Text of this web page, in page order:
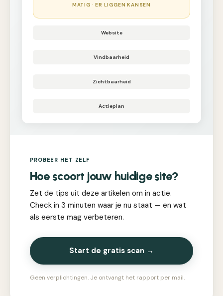
MATIG · ER LIGGEN KANSEN
Website
Vindbaarheid
Zichtbaarheid
Actieplan
PROBEER HET ZELF
Hoe scoort jouw huidige site?
Zet de tips uit deze artikelen om in actie.
Check in 3 minuten waar je nu staat — en wat
als eerste mag verbeteren.
Start de gratis scan →
Geen verplichtingen. Je ontvangt het rapport per mail.